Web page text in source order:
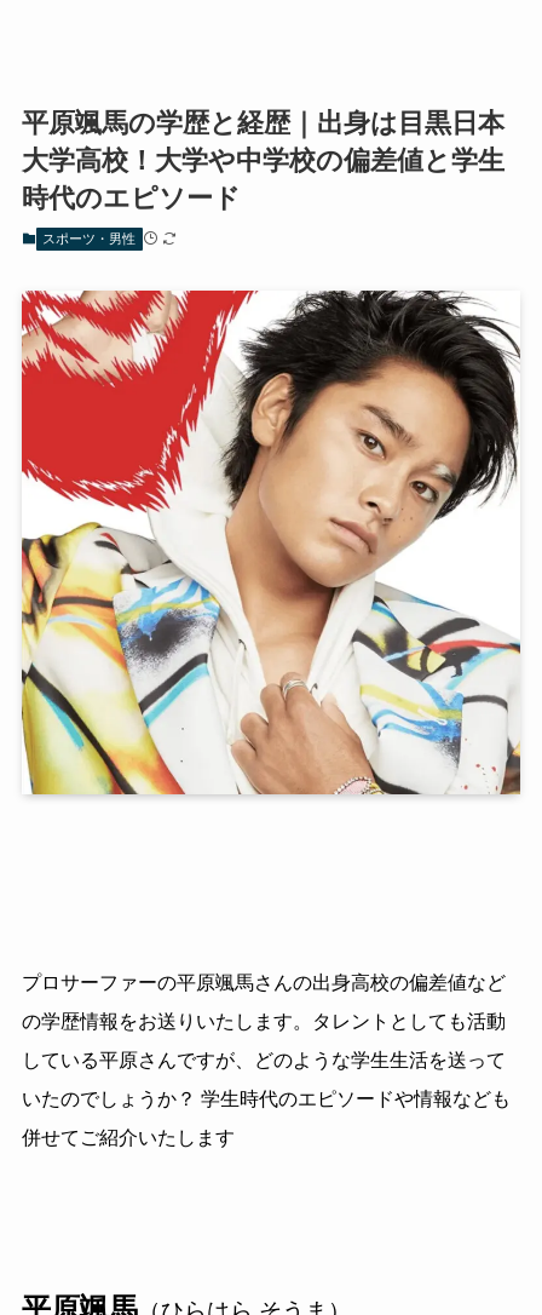
平原颯馬の学歴と経歴｜出身は目黒日本
大学高校！大学や中学校の偏差値と学生
時代のエピソード
スポーツ・男性
プロサーファーの平原颯馬さんの出身高校の偏差値など
の学歴情報をお送りいたします。タレントとしても活動
している平原さんですが、どのような学生生活を送って
いたのでしょうか？ 学生時代のエピソードや情報なども
併せてご紹介いたします